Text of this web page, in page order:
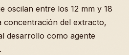
oscilan entre los 12 mm y 18
concentración del extracto,
desarrollo como agente